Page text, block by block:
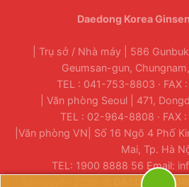
Daedong Korea
| Trụ sở / Nhà máy | 586
Geumsan-gun,
TEL : 041-753-8803 · FAX
| Văn phòng Seoul | 471,
TEL : 02-964-8808 · FAX
|Văn phòng VN| Số 16 Ngõ 4 Phố
Mai, Tp. Hà
TEL: 1900 8888 56 Email:
DAEDONG